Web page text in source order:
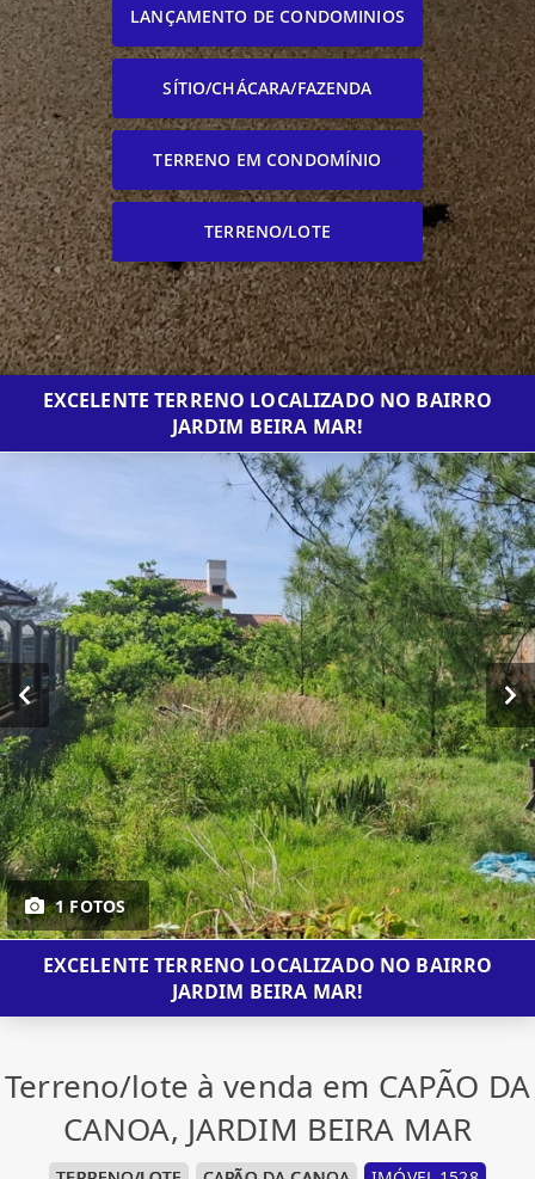
LANÇAMENTO DE CONDOMINIOS
SÍTIO/CHÁCARA/FAZENDA
TERRENO EM CONDOMÍNIO
TERRENO/LOTE
EXCELENTE TERRENO LOCALIZADO NO BAIRRO
JARDIM BEIRA MAR!
1 FOTOS
EXCELENTE TERRENO LOCALIZADO NO BAIRRO
JARDIM BEIRA MAR!
Terreno/lote à venda em CAPÃO DA
CANOA, JARDIM BEIRA MAR